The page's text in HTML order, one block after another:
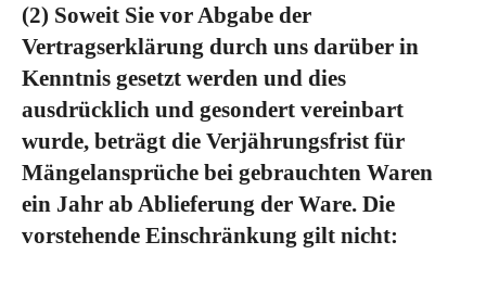
(2) Soweit Sie vor Abgabe der
Vertragserklärung durch uns darüber in
Kenntnis gesetzt werden und dies
ausdrücklich und gesondert vereinbart
wurde, beträgt die Verjährungsfrist für
Mängelansprüche bei gebrauchten Waren
ein Jahr ab Ablieferung der Ware. Die
vorstehende Einschränkung gilt nicht: